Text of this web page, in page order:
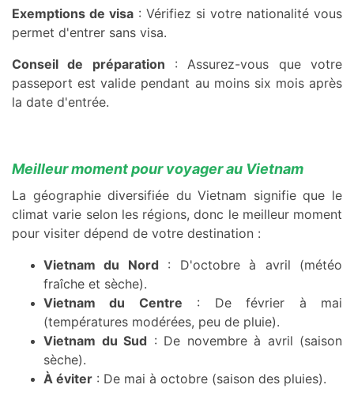
Exemptions de visa : Vérifiez si votre nationalité vous
permet d'entrer sans visa.
Conseil de préparation : Assurez-vous que votre
passeport est valide pendant au moins six mois après
la date d'entrée.
Meilleur moment pour voyager au Vietnam
La géographie diversifiée du Vietnam signifie que le
climat varie selon les régions, donc le meilleur moment
pour visiter dépend de votre destination :
Vietnam du Nord : D'octobre à avril (météo
fraîche et sèche).
Vietnam du Centre : De février à mai
(températures modérées, peu de pluie).
Vietnam du Sud : De novembre à avril (saison
sèche).
À éviter : De mai à octobre (saison des pluies).